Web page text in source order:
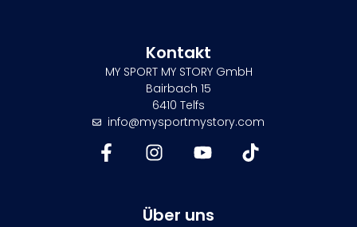
Kontakt
MY SPORT MY STORY GmbH
Bairbach 15
6410 Telfs
info@mysportmystory.com
Über uns